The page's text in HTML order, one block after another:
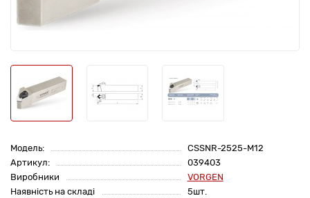
Модель:
CSSNR-2525-M12
Артикул:
039403
Виробники
VORGEN
Наявність на складі
5шт.